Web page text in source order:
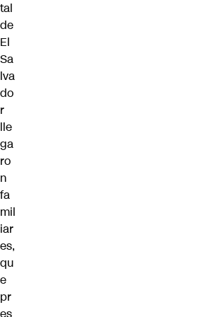
tal
de
El
Sa
lva
do
r
lle
ga
ro
n
fa
mil
iar
es,
qu
e
pr
es